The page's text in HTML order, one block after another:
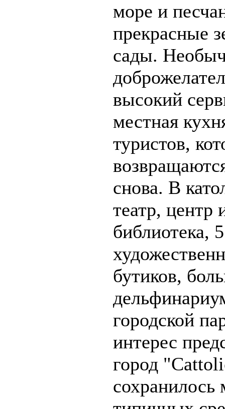
море и
прекрасные
сады.
высокий
местная
туристов,
снова. В
театр, центр
библиотека,
бутиков,
городской
интерес
город
сохранилось